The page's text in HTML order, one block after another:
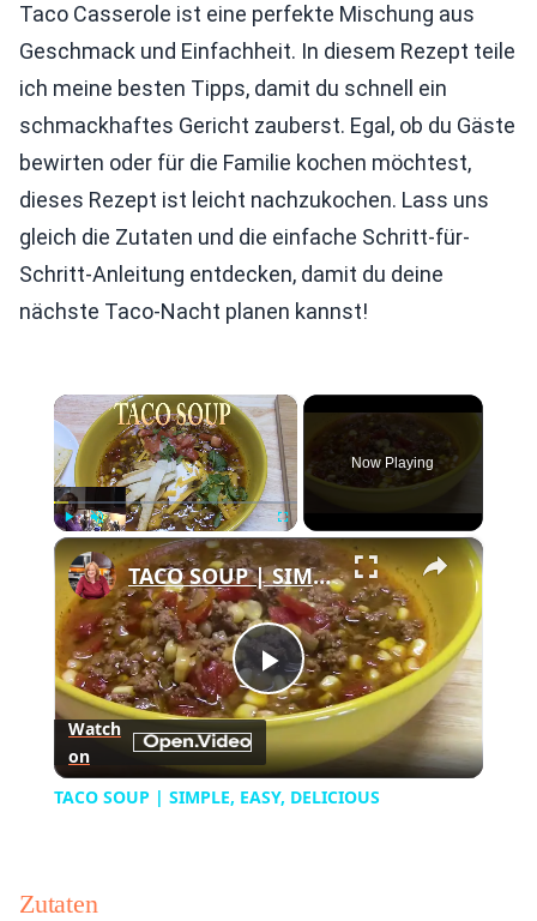
Taco Casserole ist eine perfekte Mischung aus
Geschmack und Einfachheit. In diesem Rezept teile
ich meine besten Tipps, damit du schnell ein
schmackhaftes Gericht zauberst. Egal, ob du Gäste
bewirten oder für die Familie kochen möchtest,
dieses Rezept ist leicht nachzukochen. Lass uns
gleich die Zutaten und die einfache Schritt-für-
Schritt-Anleitung entdecken, damit du deine
nächste Taco-Nacht planen kannst!
×
Fullscreen
Now Playing
×
Play
Video
TACO SOUP | SIMPLE, EASY, DELICIOUS
Watch
on
TACO SOUP | SIMPLE, EASY, DELICIOUS
Zutaten